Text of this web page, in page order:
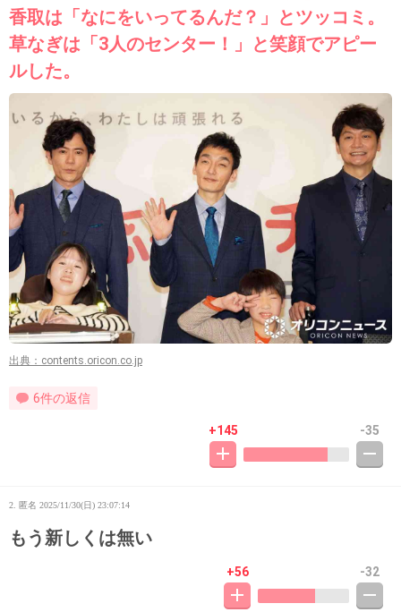
香取は「なにをいってるんだ？」とツッコミ。
草なぎは「3人のセンター！」と笑顔でアピー
ルした。
出典：contents.oricon.co.jp
6件の返信
+145 -35
2. 匿名 2025/11/30(日) 23:07:14
もう新しくは無い
+56 -32